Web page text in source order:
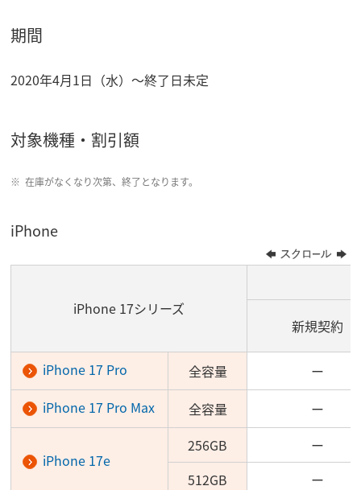
期間
2020年4月1日（水）～終了日未定
対象機種・割引額
在庫がなくなり次第、終了となります。
iPhone
iPhone 17シリーズ
新規契約
iPhone 17 Pro 全容量
ー
iPhone 17 Pro Max
全容量 ー
iPhone 17e
256GB
ー
512GB
ー